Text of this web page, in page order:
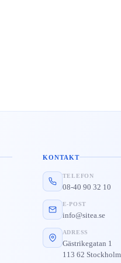
KONTAKT
TELEFON
08-40 90 32 10
E-POST
info@sitea.se
ADRESS
Gästrikegatan 1
113 62 Stockholm